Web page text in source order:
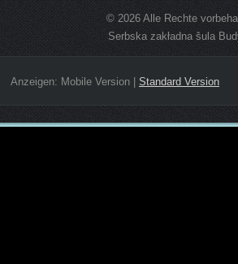
© 2026 Alle Rechte
Serbska zakładna šula
Anzeigen: Mobile Version| Standard Version